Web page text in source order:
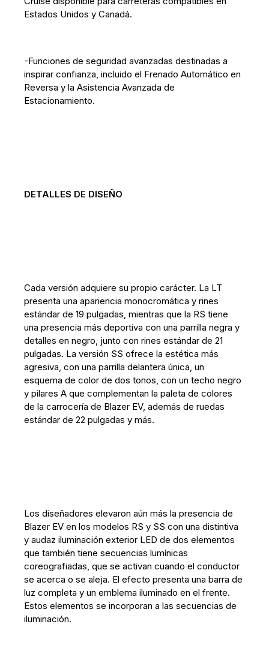
Estados Unidos y Canadá.
-Funciones de seguridad avanzadas destinadas a
inspirar confianza, incluido el Frenado Automático en
Reversa y la Asistencia Avanzada de
Estacionamiento.
DETALLES DE DISEÑO
Cada versión adquiere su propio carácter. La LT
presenta una apariencia monocromática y rines
estándar de 19 pulgadas, mientras que la RS tiene
una presencia más deportiva con una parrilla negra y
detalles en negro, junto con rines estándar de 21
pulgadas. La versión SS ofrece la estética más
agresiva, con una parrilla delantera única, un
esquema de color de dos tonos, con un techo negro
y pilares A que complementan la paleta de colores
de la carrocería de Blazer EV, además de ruedas
estándar de 22 pulgadas y más.
Los diseñadores elevaron aún más la presencia de
Blazer EV en los modelos RS y SS con una distintiva
y audaz iluminación exterior LED de dos elementos
que también tiene secuencias lumínicas
coreografiadas, que se activan cuando el conductor
se acerca o se aleja. El efecto presenta una barra de
luz completa y un emblema iluminado en el frente.
Estos elementos se incorporan a las secuencias de
iluminación.